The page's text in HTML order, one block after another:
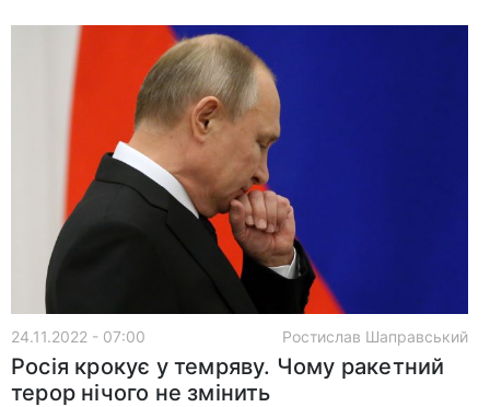
24.11.2022 - 07:00 Ростислав Шаправський
Росія крокує у темряву. Чому ракетний
терор нічого не змінить